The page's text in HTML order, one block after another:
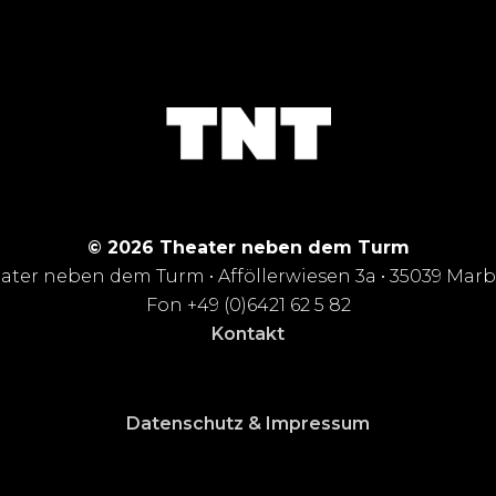
© 2026 Theater neben dem Turm
neben dem Turm • Afföllerwiesen 3a • 35039
Fon +49 (0)6421 62 5 82
Kontakt
Datenschutz & Impressum